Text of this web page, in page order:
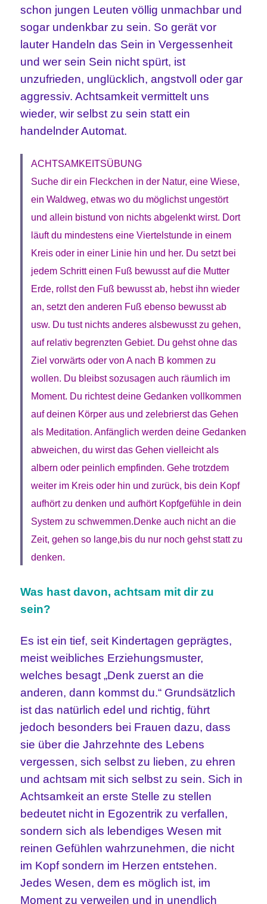
schon jungen Leuten völlig unmachbar und
sogar undenkbar zu sein. So gerät vor
lauter Handeln das Sein in Vergessenheit
und wer sein Sein nicht spürt, ist
unzufrieden, unglücklich, angstvoll oder gar
aggressiv. Achtsamkeit vermittelt uns
wieder, wir selbst zu sein statt ein
handelnder Automat.
ACHTSAMKEITSÜBUNG
Suche dir ein Fleckchen in der Natur, eine Wiese,
ein Waldweg, etwas wo du möglichst ungestört
und allein bistund von nichts abgelenkt wirst. Dort
läuft du mindestens eine Viertelstunde in einem
Kreis oder in einer Linie hin und her. Du setzt bei
jedem Schritt einen Fuß bewusst auf die Mutter
Erde, rollst den Fuß bewusst ab, hebst ihn wieder
an, setzt den anderen Fuß ebenso bewusst ab
usw. Du tust nichts anderes alsbewusst zu gehen,
auf relativ begrenzten Gebiet. Du gehst ohne das
Ziel vorwärts oder von A nach B kommen zu
wollen. Du bleibst sozusagen auch räumlich im
Moment. Du richtest deine Gedanken vollkommen
auf deinen Körper aus und zelebrierst das Gehen
als Meditation. Anfänglich werden deine Gedanken
abweichen, du wirst das Gehen vielleicht als
albern oder peinlich empfinden. Gehe trotzdem
weiter im Kreis oder hin und zurück, bis dein Kopf
aufhört zu denken und aufhört Kopfgefühle in dein
System zu schwemmen.Denke auch nicht an die
Zeit, gehen so lange,bis du nur noch gehst statt zu
denken.
Was hast davon, achtsam mit dir zu
sein?
Es ist ein tief, seit Kindertagen geprägtes,
meist weibliches Erziehungsmuster,
welches besagt „Denk zuerst an die
anderen, dann kommst du.“ Grundsätzlich
ist das natürlich edel und richtig, führt
jedoch besonders bei Frauen dazu, dass
sie über die Jahrzehnte des Lebens
vergessen, sich selbst zu lieben, zu ehren
und achtsam mit sich selbst zu sein. Sich in
Achtsamkeit an erste Stelle zu stellen
bedeutet nicht in Egozentrik zu verfallen,
sondern sich als lebendiges Wesen mit
reinen Gefühlen wahrzunehmen, die nicht
im Kopf sondern im Herzen entstehen.
Jedes Wesen, dem es möglich ist, im
Moment zu verweilen und in unendlich